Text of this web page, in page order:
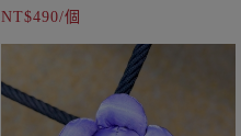
✦ 伸縮繩超靈活
NT$490/個